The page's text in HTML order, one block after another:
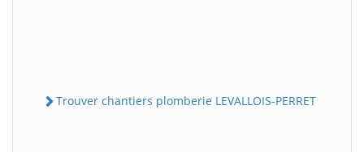
Trouver chantiers plomberie LEVALLOIS-PERRET